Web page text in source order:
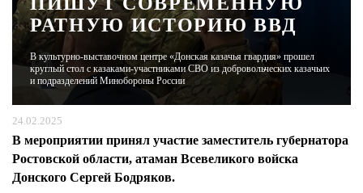
ЖУРНАЛ
РАТНУЮ ИСТОРИЮ ВВД
В культурно-выставочном центре «Донская казачья гвардия» прошел
круглый стол с казаками-участниками СВО из добровольческих казачьих
и подразделений Минобороны России
24.02.2025
В мероприятии принял участие заместитель губернатора
Ростовской области, атаман Всевеликого войска
Донского Сергей Бодряков.